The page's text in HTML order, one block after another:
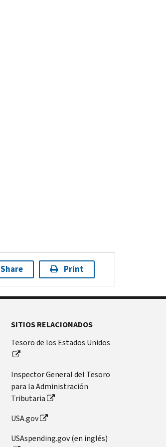
Share Print
SITIOS RELACIONADOS
Tesoro de los Estados Unidos
Inspector General del Tesoro
para la Administración
Tributaria
USA.gov
USAspending.gov (en inglés)